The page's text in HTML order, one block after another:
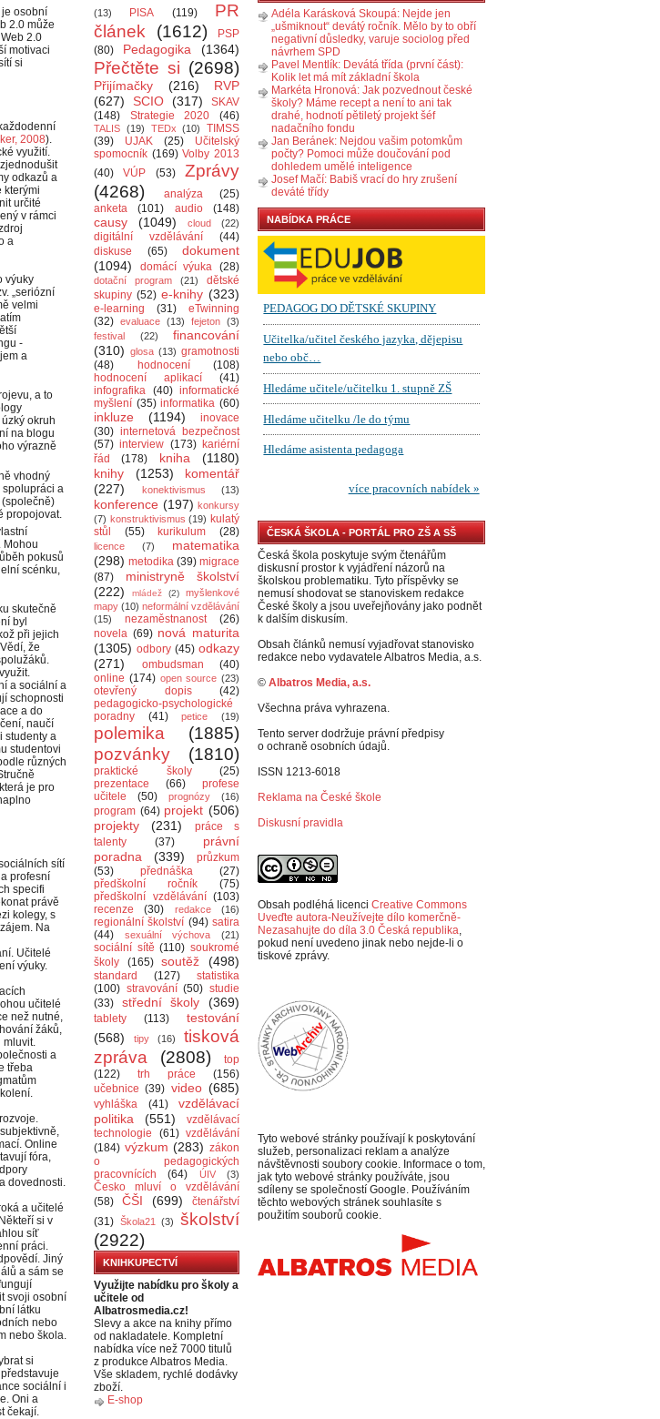
je osobní
2.0 může
2.0
motivaci
si
2008).
využití.
odkazů a
kterými
určité
v rámci
a
výuky
„seriózní
velmi
-
a
a to
okruh
na blogu
výrazně
vhodný
spolupráci a
propojovat.
Mohou
pokusů
scénku,
skutečně
byl
při jejich
že
a sociální a
schopnosti
a do
naučí
studenty a
studentovi
různých
je pro
sítí
profesní
specifi
právě
kolegy, s
Na
Učitelé
výuky.
učitelé
než nutné,
žáků,
mluvit.
a
třeba
Online
fóra,
dovednosti.
a učitelé
si v
síť
práci.
Jiný
a sám se
svoji osobní
látku
nebo
nebo škola.
si
sociální i
Oni a
čekají.
(13)
PISA (119)
PR
článek
(1612)
PSP
(80)
Pedagogika (1364)
Přečtěte si (2698)
Přijímačky (216)
RVP
(627)
SCIO (317)
SKAV
(148)
Strategie 2020 (46)
TALIS (19) TEDx (10)
TIMSS
(39)
UJAK (25)
Učitelský
spomocník (169) Volby 2013
(40)
VÚP (53)
Zprávy
(4268)
analýza
(25)
anketa
(101) audio (148)
causy (1049) cloud (22)
digitální vzdělávání
(44)
diskuse
(65)
dokument
(1094)
domácí výuka (28)
dotační program (21)
dětské
skupiny (52) e-knihy (323)
e-learning (31)
eTwinning
(32) evaluace (13) fejeton (3)
festival
(22)
financování
(310) glosa (13) gramotnosti
(48)
hodnocení
(108)
hodnocení aplikací
(41)
infografika (40) informatické
myšlení (35) informatika (60)
inkluze (1194)
inovace
(30) internetová bezpečnost
(57) interview (173) kariérní
řád
(178) kniha
(1180)
knihy
(1253)
komentář
(227)
konektivismus (13)
konference (197) konkursy
(7) konstruktivismus (19) kulatý
stůl
(55) kurikulum (28)
licence (7)
matematika
(298) metodika (39) migrace
(87)
ministryně školství
(222)
mládež (2)
myšlenkové
mapy (10) neformální vzdělávání
(15)
nezaměstnanost
(26)
novela (69) nová maturita
(1305) odbory (45) odkazy
(271)
ombudsman
(40)
online (174) open source (23)
otevřený dopis
(42)
pedagogicko-psychologické
poradny
(41) petice (19)
polemika
(1885)
pozvánky
(1810)
praktické školy
(25)
prezentace
(66)
profese
učitele
(50) prognózy (16)
program (64) projekt (506)
projekty
(231)
práce s
talenty
(37)
právní
poradna
(339)
průzkum
(53)
přednáška
(27)
předškolní ročník
(75)
předškolní vzdělávání (103)
recenze
(30) redakce (16)
regionální školství (94) satira
(44)
sexuální výchova (21)
sociální sítě (110) soukromé
školy
(165) soutěž (498)
standard (127)
statistika
(100) stravování (50) studie
(33)
střední školy (369)
tablety (113)
testování
(568)
tipy (16)
tisková
zpráva
(2808)
top
(122)
trh práce
(156)
učebnice (39) video (685)
vyhláška (41)
vzdělávací
politika
(551)
vzdělávací
technologie
(61) vzdělávání
(184) výzkum (283) zákon
o pedagogických
pracovnících
(64) ÚIV (3)
Česko mluví o vzdělávání
(58)
ČŠI (699)
čtenářství
(31) Škola21 (3)
školství
(2922)
KNIHKUPECTVÍ
Využijte nabídku pro školy a
učitele od
Albatrosmedia.cz!
Slevy a akce na knihy přímo
od nakladatele. Kompletní
nabídka více než 7000 titulů
z produkce Albatros Media.
Vše skladem, rychlé dodávky
zboží.
E-shop
Adéla Karásková Skoupá: Nejde jen
„ušmiknout“ devátý ročník. Mělo by to obří
negativní důsledky, varuje sociolog před
návrhem SPD
Pavel Mentlík: Devátá třída (první část):
Kolik let má mít základní škola
Markéta Hronová: Jak pozvednout české
školy? Máme recept a není to ani tak
drahé, hodnotí pětiletý projekt šéf
nadačního fondu
Jan Beránek: Nejdou vašim potomkům
počty? Pomoci může doučování pod
dohledem umělé inteligence
Josef Mačí: Babiš vrací do hry zrušení
deváté třídy
NABÍDKA PRÁCE
ČESKÁ ŠKOLA - PORTÁL PRO ZŠ A SŠ
Česká škola poskytuje svým čtenářům
diskusní prostor k vyjádření názorů na
školskou problematiku. Tyto příspěvky se
nemusí shodovat se stanoviskem redakce
České školy a jsou uveřejňovány jako podnět
k dalším diskusím.
Obsah článků nemusí vyjadřovat stanovisko
redakce nebo vydavatele Albatros Media, a.s.
© Albatros Media, a.s.
Všechna práva vyhrazena.
Tento server dodržuje právní předpisy
o ochraně osobních údajů.
ISSN 1213-6018
Reklama na České škole
Diskusní pravidla
Obsah podléhá licenci Creative Commons
Uveďte autora-Neužívejte dílo komerčně-
Nezasahujte do díla 3.0 Česká republika,
pokud není uvedeno jinak nebo nejde-li o
tiskové zprávy.
Tyto webové stránky používají k poskytování
služeb, personalizaci reklam a analýze
návštěvnosti soubory cookie. Informace o tom,
jak tyto webové stránky používáte, jsou
sdíleny se společností Google. Používáním
těchto webových stránek souhlasíte s
použitím souborů cookie.